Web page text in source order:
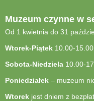
Muzeum czynne w
Od 1 kwietnia do 31
Wtorek-Piątek 10.00-15.00
Sobota-Niedziela 10.00-
Poniedziałek – muzeum
Wtorek jest dniem z